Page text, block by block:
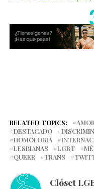
RELATED TOPICS: AMOR
DESTACADO
HOMOFOBIA
LESBIANAS
LGBT
QUEER
TRANS
Clóset